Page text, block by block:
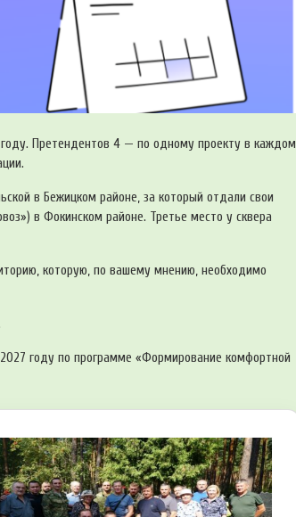
Претендентов 4 — по одному проекту в каждом
в Бежицком районе, за который отдали свои
в Фокинском районе. Третье место у сквера
которую, по вашему мнению, необходимо
году по программе «Формирование комфортной